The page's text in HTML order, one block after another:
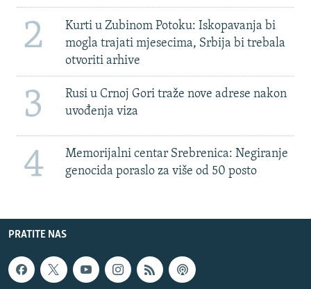
2
Kurti u Zubinom Potoku: Iskopavanja bi
mogla trajati mjesecima, Srbija bi trebala
otvoriti arhive
3
Rusi u Crnoj Gori traže nove adrese nakon
uvođenja viza
4
Memorijalni centar Srebrenica: Negiranje
genocida poraslo za više od 50 posto
PRATITE NAS